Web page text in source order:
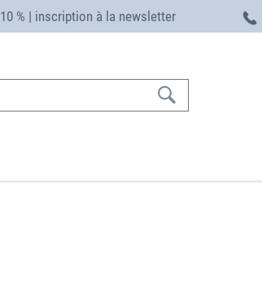
10 % | inscription à la newsletter